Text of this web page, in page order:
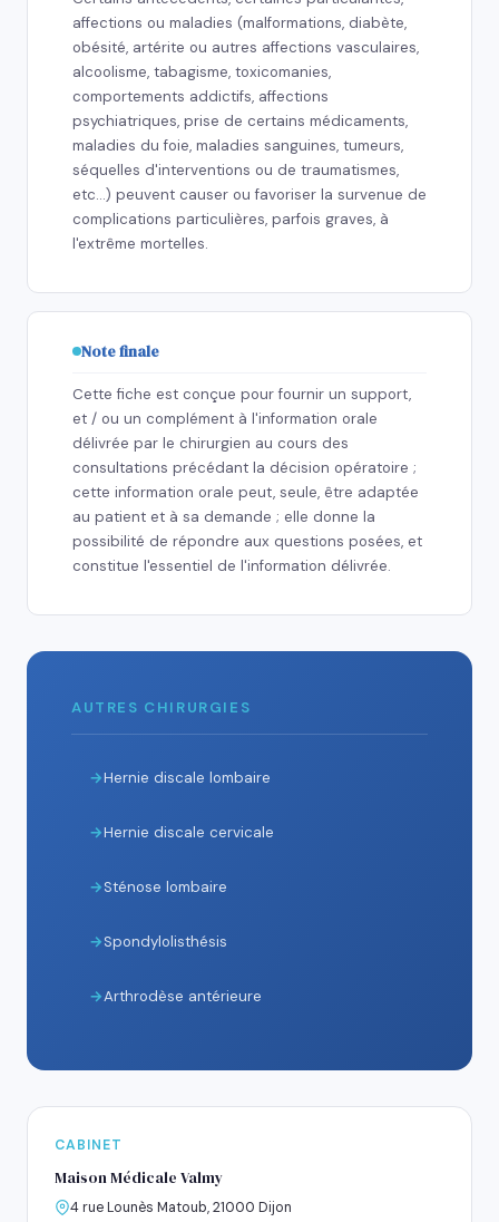
AUTRES CHIRURGIES
Hernie discale lombaire
Hernie discale cervicale
Sténose lombaire
Spondylolisthésis
Arthrodèse antérieure
CABINET
Maison Médicale Valmy
4 rue Lounès Matoub, 21000 Dijon
affections ou maladies (malformations, diabète,
obésité, artérite ou autres affections vasculaires,
alcoolisme, tabagisme, toxicomanies,
comportements addictifs, affections
psychiatriques, prise de certains médicaments,
maladies du foie, maladies sanguines, tumeurs,
séquelles d'interventions ou de traumatismes,
etc…) peuvent causer ou favoriser la survenue de
complications particulières, parfois graves, à
l'extrême mortelles.
Note finale
Cette fiche est conçue pour fournir un support,
et / ou un complément à l'information orale
délivrée par le chirurgien au cours des
consultations précédant la décision opératoire ;
cette information orale peut, seule, être adaptée
au patient et à sa demande ; elle donne la
possibilité de répondre aux questions posées, et
constitue l'essentiel de l'information délivrée.